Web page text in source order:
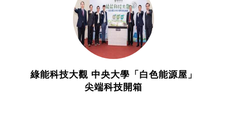
綠能科技大觀 中央大學「白色能源屋」
尖端科技開箱